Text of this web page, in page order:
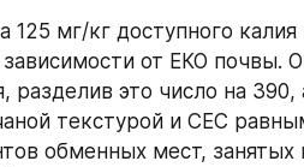
125 мг/кг доступного
от ЕКО почвы.
разделив это число на 390,
текстурой и CEC
обменных мест, занятых